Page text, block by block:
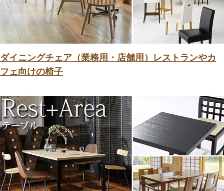
ダイニングチェア（業務用・店舗用）レストランやカ
フェ向けの椅子